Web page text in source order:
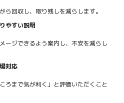
ら回収し、取り残しを減らします。
やすい説明
ージできるよう案内し、不安を減らし
対応
ろまで気が利く」と評価いただくこと